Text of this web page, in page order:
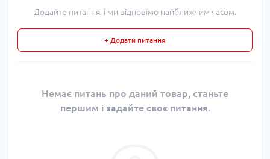
Додайте питання, і ми відповімо найближчим часом.
+ Додати питання
Немає питань про даний товар, станьте
першим і задайте своє питання.